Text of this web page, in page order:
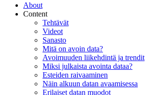
About
Content
Tehtävät
Videot
Sanasto
Mitä on avoin data?
Avoimuuden liikehdintä ja trendit
Miksi julkaista avointa dataa?
Esteiden raivaaminen
Näin alkuun datan avaamisessa
Erilaiset datan muodot